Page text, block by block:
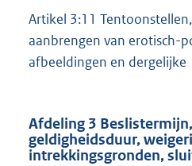
Artikel 3:11
aanbrengen van erotisch-
afbeeldingen en dergelijke
Afdeling 3
geldigheidsduur,
intrekkingsgronden,